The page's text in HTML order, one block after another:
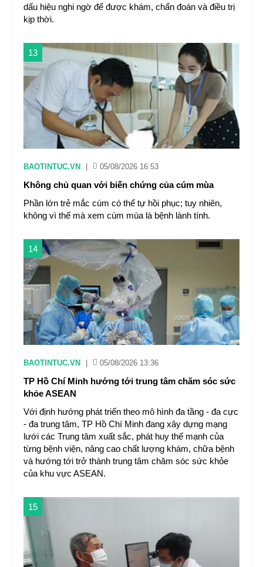
dấu hiệu nghi ngờ để được khám, chẩn đoán và điều trị
kịp thời.
13
BAOTINTUC.VN 05/08/2026 16:53
Không chủ quan với biến chứng của cúm mùa
Phần lớn trẻ mắc cúm có thể tự hồi phục; tuy nhiên,
không vì thế mà xem cúm mùa là bệnh lành tính.
14
BAOTINTUC.VN 05/08/2026 13:36
TP Hồ Chí Minh hướng tới trung tâm chăm sóc sức
khỏe ASEAN
Với định hướng phát triển theo mô hình đa tầng - đa cực
- đa trung tâm, TP Hồ Chí Minh đang xây dựng mạng
lưới các Trung tâm xuất sắc, phát huy thế mạnh của
từng bệnh viện, nâng cao chất lượng khám, chữa bệnh
và hướng tới trở thành trung tâm chăm sóc sức khỏe
của khu vực ASEAN.
15